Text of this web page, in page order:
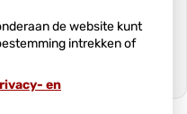
wijzigen
de website kunt
intrekken of
en